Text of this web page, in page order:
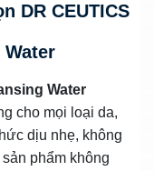
DR CEUTICS
Water
cho mọi loại da,
dịu nhẹ, không
phẩm không